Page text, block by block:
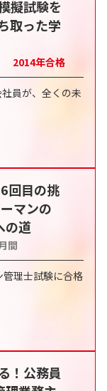
擬試験を
取った学
2014年合格
員が、全くの未
回目の挑
マンの
の道
間
理士試験に合格
！公務員